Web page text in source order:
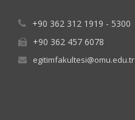
+90 362 312 1919 - 5300
+90 362 457 6078
egitimfakultesi@omu.edu.tr